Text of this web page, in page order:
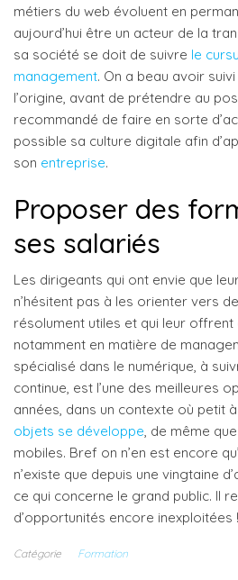
métiers du web évoluent en
aujourd’hui être un acteur de la
sa société se doit de suivre le
management. On a beau avoir
l’origine, avant de prétendre au
recommandé de faire en sorte
possible sa culture digitale afin
son entreprise.
Proposer des
ses salariés
Les dirigeants qui ont envie que
n’hésitent pas à les orienter vers
résolument utiles et qui leur offrent
notamment en matière de
spécialisé dans le numérique, à
continue, est l’une des meilleures
années, dans un contexte où petit
objets se développe, de même
mobiles. Bref on n’en est encore
n’existe que depuis une vingtaine
ce qui concerne le grand public. Il
d’opportunités encore inexploitées !
Catégorie Formation